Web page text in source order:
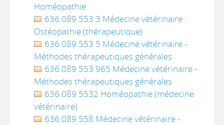
Homéopathie
636.089 553 3 Médecine vétérinaire :
Ostéopathie (thérapeutique)
636.089 553 5 Médecine vétérinaire -
Méthodes thérapeutiques générales
636.089 553 965 Médecine vétérinaire -
Méthodes thérapeutiques générales
636.089 5532 Homéopathie (médecine
vétérinaire)
636.089 558 Médecine vétérinaire -